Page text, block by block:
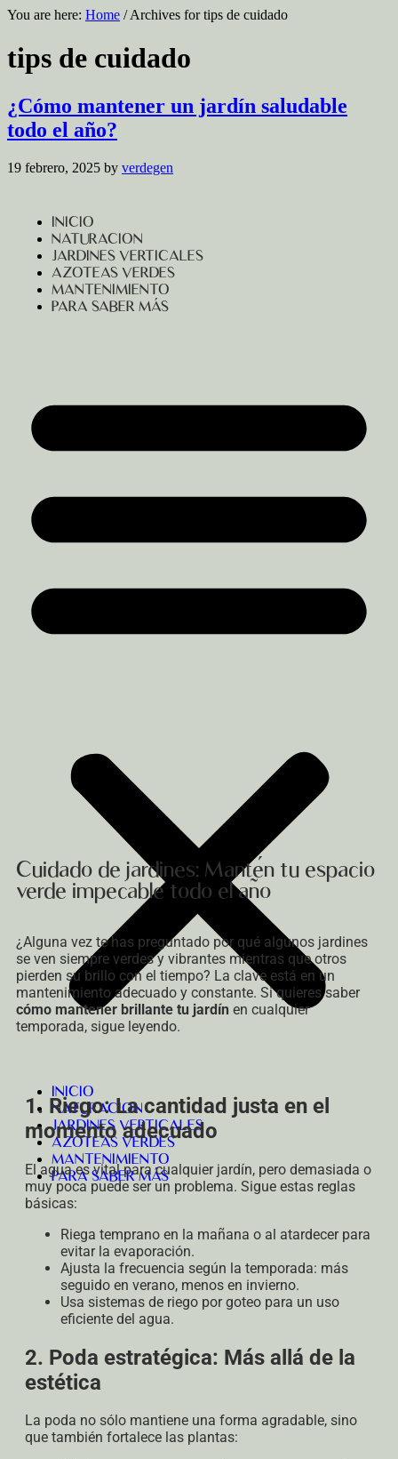
You are here: Home /Archives for tips de cuidado
tips de cuidado
¿Cómo mantener un jardín saludable
todo el año?
19 febrero, 2025 by verdegen
INICIO
NATURACION
JARDINES VERTICALES
AZOTEAS VERDES
MANTENIMIENTO
PARA SABER MÁS
INICIO
NATURACION
JARDINES VERTICALES
AZOTEAS VERDES
MANTENIMIENTO
PARA SABER MÁS
Cuidado de jardines: Mantén tu espacio
verde impecable todo el año
¿Alguna vez te has preguntado por qué algunos jardines
se ven siempre verdes y vibrantes mientras que otros
pierden su brillo con el tiempo? La clave está en un
mantenimiento adecuado y constante. Si quieres saber
cómo mantener brillante tu jardín en cualquier
temporada, sigue leyendo.
1. Riego: La cantidad justa en el
momento adecuado
El agua es vital para cualquier jardín, pero demasiada o
muy poca puede ser un problema. Sigue estas reglas
básicas:
Riega temprano en la mañana o al atardecer para
evitar la evaporación.
Ajusta la frecuencia según la temporada: más
seguido en verano, menos en invierno.
Usa sistemas de riego por goteo para un uso
eficiente del agua.
2. Poda estratégica: Más allá de la
estética
La poda no sólo mantiene una forma agradable, sino
que también fortalece las plantas: